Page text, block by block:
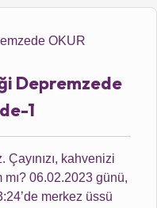
Depremzede
1
kahvenizi
mı? 06.02.2023 günü,
merkez üssü